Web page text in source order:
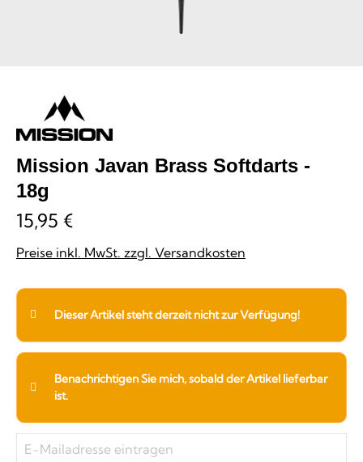
Mission Javan Brass Softdarts -
18g
15,95 €
Preise inkl. MwSt. zzgl. Versandkosten
Dieser Artikel steht derzeit nicht zur Verfügung!
Benachrichtigen Sie mich, sobald der Artikel lieferbar
ist.